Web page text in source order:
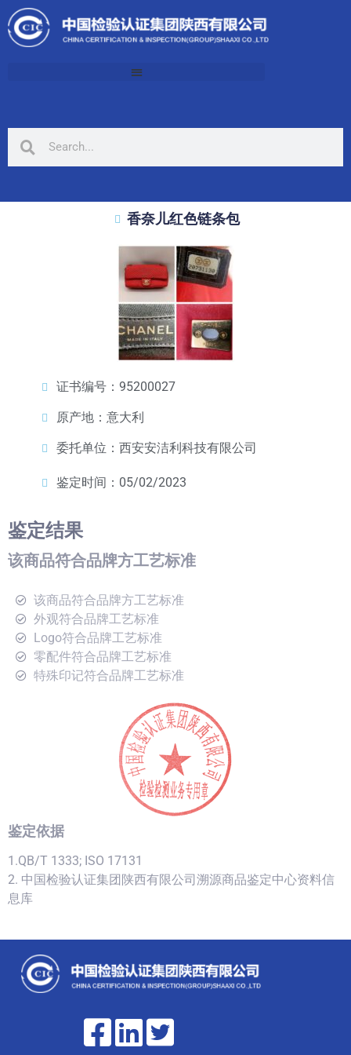
香奈儿红色链条包
证书编号：95200027
原产地：意大利
委托单位：西安安洁利科技有限公司
鉴定时间：05/02/2023
鉴定结果
该商品符合品牌方工艺标准
该商品符合品牌方工艺标准
外观符合品牌工艺标准
Logo符合品牌工艺标准
零配件符合品牌工艺标准
特殊印记符合品牌工艺标准
鉴定依据
1.QB/T 1333; ISO 17131
2. 中国检验认证集团陕西有限公司溯源商品鉴定中心资料信
息库